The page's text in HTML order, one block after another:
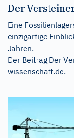
Der
Eine
einzigartige
Jahren.
Der Beitrag Der
wissenschaft.de.